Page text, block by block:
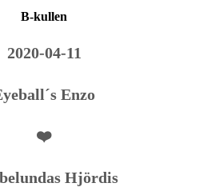
B-kullen
2020-04-11
Enzo
❤️
Hjördis